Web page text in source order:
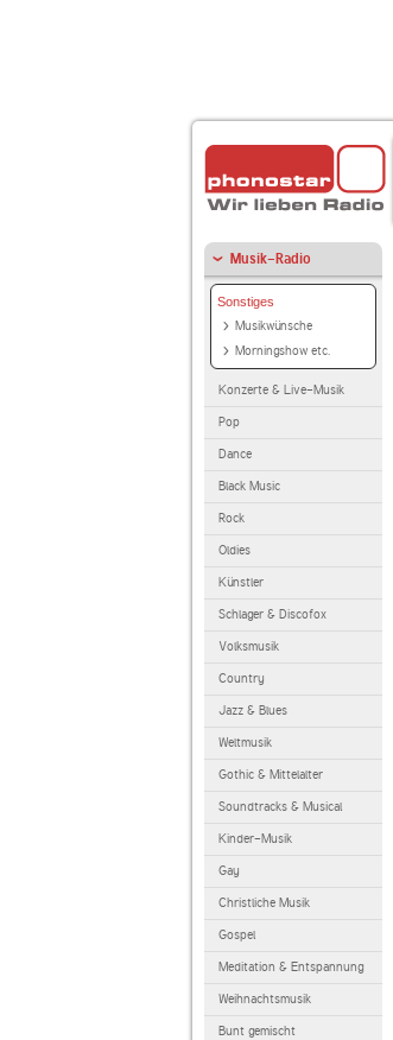
Musik-Radio
Sonstiges
Musikwünsche
Morningshow etc.
Konzerte & Live-Musik
Pop
Dance
Black Music
Rock
Oldies
Künstler
Schlager & Discofox
Volksmusik
Country
Jazz & Blues
Weltmusik
Gothic & Mittelalter
Soundtracks & Musical
Kinder-Musik
Gay
Christliche Musik
Gospel
Meditation & Entspannung
Weihnachtsmusik
Bunt gemischt